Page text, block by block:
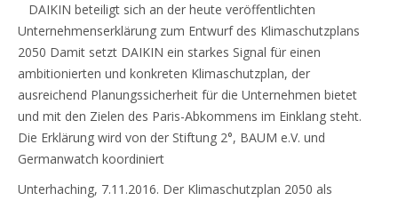
DAIKIN beteiligt sich an der heute veröffentlichten
Unternehmenserklärung zum Entwurf des Klimaschutzplans
2050 Damit setzt DAIKIN ein starkes Signal für einen
ambitionierten und konkreten Klimaschutzplan, der
ausreichend Planungssicherheit für die Unternehmen bietet
und mit den Zielen des Paris-Abkommens im Einklang steht.
Die Erklärung wird von der Stiftung 2°, BAUM e.V. und
Germanwatch koordiniert
Unterhaching, 7.11.2016. Der Klimaschutzplan 2050 als